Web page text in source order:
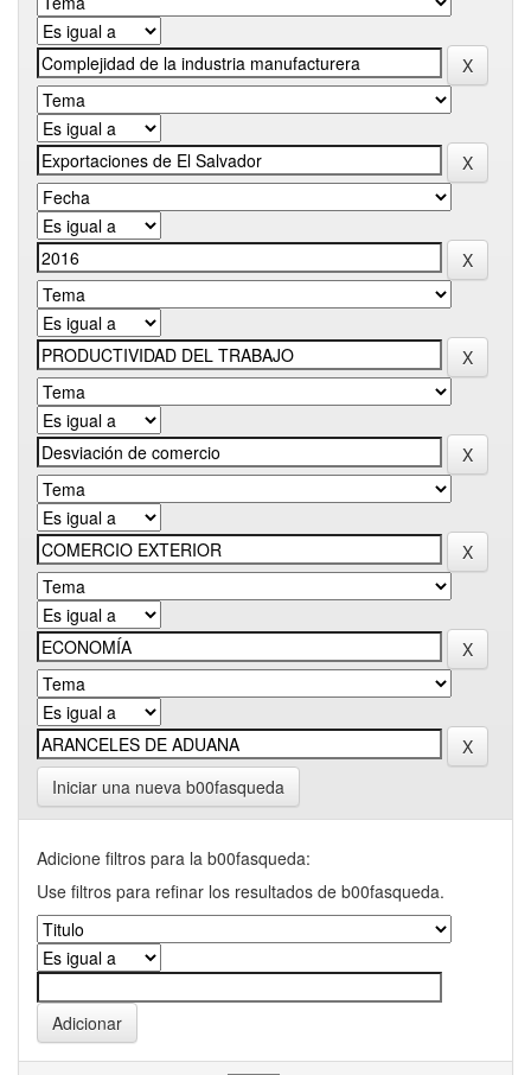
Iniciar una nueva b00fasqueda
Adicione filtros para la b00fasqueda:
Use filtros para refinar los resultados de b00fasqueda.